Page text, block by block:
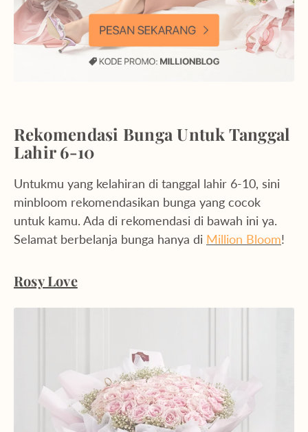
Rekomendasi Bunga Untuk Tanggal
Lahir 6-10
Untukmu yang kelahiran di tanggal lahir 6-10, sini
minbloom rekomendasikan bunga yang cocok
untuk kamu. Ada di rekomendasi di bawah ini ya.
Selamat berbelanja bunga hanya di Million Bloom!
Rosy Love